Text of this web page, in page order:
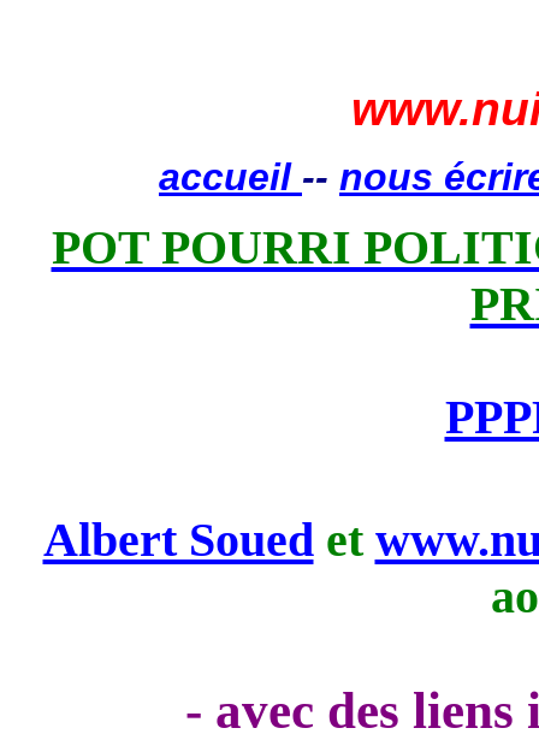
accueil -- nous
POT POURRI
Albert Souedet
- avec des